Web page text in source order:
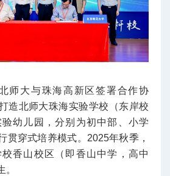
师大与珠海高新区签署合作协
造北师大珠海实验学校（东岸校
幼儿园，分别为初中部、小学
贯穿式培养模式。2025年秋季，
香山校区（即香山中学，高中